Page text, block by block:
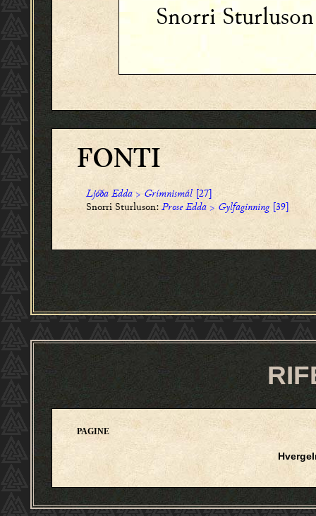
Snorri
FONTI
Ljóða Edda >Grímnismál [27]
Snorri Sturluson: Prose Edda > Gylfaginning[39]
PAGINE